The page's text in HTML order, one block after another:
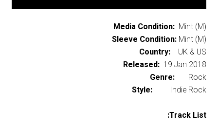
Media Condition: Mint (M)
Sleeve Condition: Mint (M)
Country: UK & US
Released: 19 Jan 2018
Genre: Rock
Style: Indie Rock
Track List: